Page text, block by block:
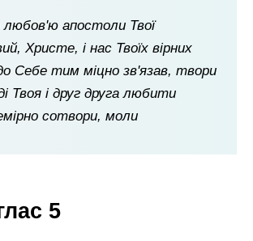
апостоли Твої
Христе, і нас Твоїх вірних
Себе тим міцно зв'язав, твори
Твоя і друг друга любити
сотвори, моли
5